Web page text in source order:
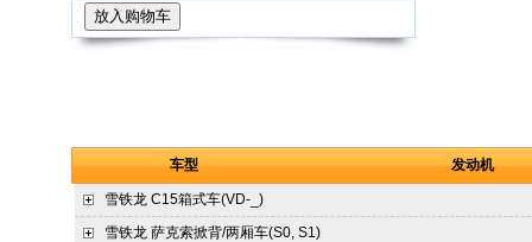
车型 发动机
雪铁龙 C15箱式车(VD-_)
雪铁龙 萨克索掀背/两厢车(S0, S1)